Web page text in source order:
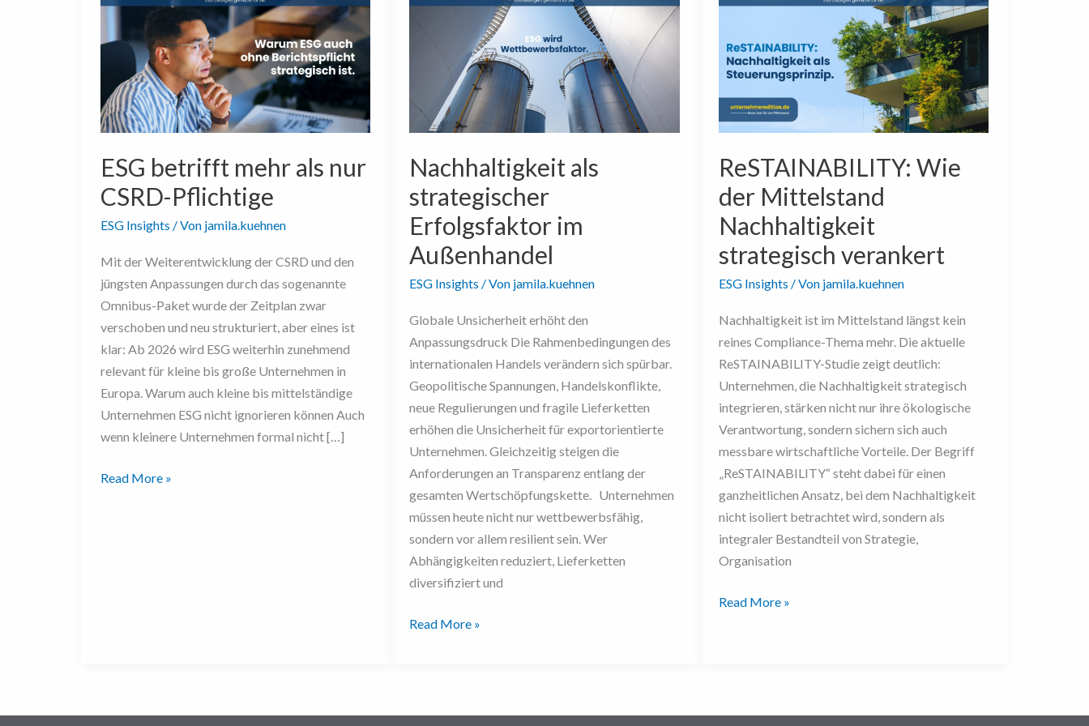
ESG betrifft mehr als nur
CSRD-Pflichtige
ESG Insights / Von jamila.kuehnen
Mit der Weiterentwicklung der CSRD und den
jüngsten Anpassungen durch das sogenannte
Omnibus-Paket wurde der Zeitplan zwar
verschoben und neu strukturiert, aber eines ist
klar: Ab 2026 wird ESG weiterhin zunehmend
relevant für kleine bis große Unternehmen in
Europa. Warum auch kleine bis mittelständige
Unternehmen ESG nicht ignorieren können Auch
wenn kleinere Unternehmen formal nicht […]
CSRD-
Pflichtige
Read More »
Nachhaltigkeit als
strategischer
Erfolgsfaktor im
Außenhandel
ESG Insights / Von jamila.kuehnen
Globale Unsicherheit erhöht den
Anpassungsdruck Die Rahmenbedingungen des
internationalen Handels verändern sich spürbar.
Geopolitische Spannungen, Handelskonflikte,
neue Regulierungen und fragile Lieferketten
erhöhen die Unsicherheit für exportorientierte
Unternehmen. Gleichzeitig steigen die
Anforderungen an Transparenz entlang der
gesamten Wertschöpfungskette. Unternehmen
müssen heute nicht nur wettbewerbsfähig,
sondern vor allem resilient sein. Wer
Abhängigkeiten reduziert, Lieferketten
diversifiziert und
strategischer
Erfolgsfaktor
Außenhandel
Read More »
ReSTAINABILITY: Wie
der Mittelstand
Nachhaltigkeit
strategisch verankert
ESG Insights / Von jamila.kuehnen
Nachhaltigkeit ist im Mittelstand längst kein
reines Compliance-Thema mehr. Die aktuelle
ReSTAINABILITY-Studie zeigt deutlich:
Unternehmen, die Nachhaltigkeit strategisch
integrieren, stärken nicht nur ihre ökologische
Verantwortung, sondern sichern sich auch
messbare wirtschaftliche Vorteile. Der Begriff
„ReSTAINABILITY“ steht dabei für einen
ganzheitlichen Ansatz, bei dem Nachhaltigkeit
nicht isoliert betrachtet wird, sondern als
integraler Bestandteil von Strategie,
Organisation
Mittelstand
Nachhaltigkeit
strategisch
verankert
Read More »